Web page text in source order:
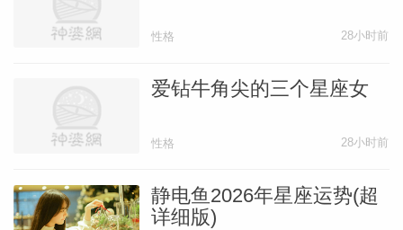
性格 28小时前
爱钻牛角尖的三个星座女
性格 28小时前
静电鱼2026年星座运势(超
详细版)